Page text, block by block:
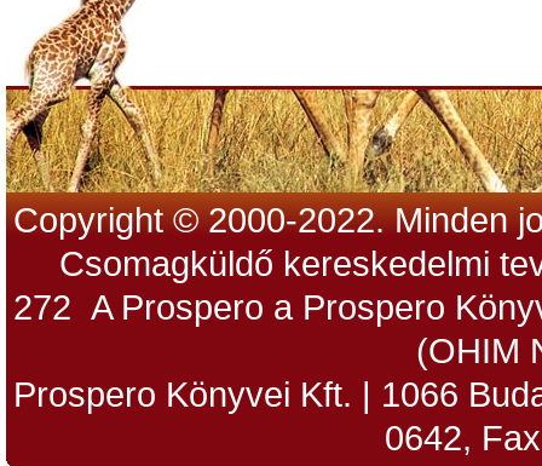
Copyright © 2000-2022. Minden
Csomagküldő kereskedelmi
272 A Prospero a Prospero
(OHIM
Prospero Könyvei Kft. | 1066
0642,